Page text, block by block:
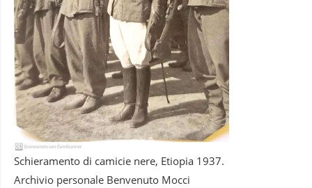
Schieramento di camicie nere, Etiopia 1937.
Archivio personale Benvenuto Mocci